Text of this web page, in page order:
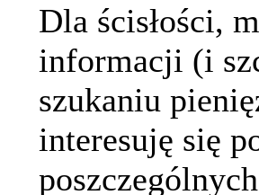
Dla ścisłości,
informacji (i
szukaniu
interesuję się